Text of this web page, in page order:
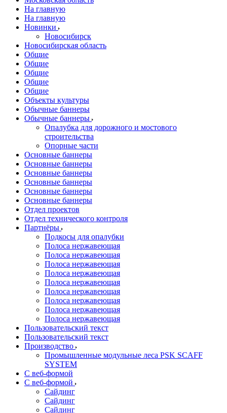
На главную
На главную
Новинки
Новосибирск
Новосибирская область
Общие
Общие
Общие
Общие
Общие
Объекты культуры
Обычные баннеры
Обычные баннеры
Опалубка для дорожного и мостового
строительства
Опорные части
Основные баннеры
Основные баннеры
Основные баннеры
Основные баннеры
Основные баннеры
Основные баннеры
Отдел проектов
Отдел технического контроля
Партнёры
Подкосы для опалубки
Полоса нержавеющая
Полоса нержавеющая
Полоса нержавеющая
Полоса нержавеющая
Полоса нержавеющая
Полоса нержавеющая
Полоса нержавеющая
Полоса нержавеющая
Полоса нержавеющая
Пользовательский текст
Пользовательский текст
Производство
Промышленные модульные леса PSK SCAFF
SYSTEM
С веб-формой
С веб-формой
Сайдинг
Сайдинг
Сайдинг